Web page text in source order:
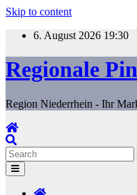
Skip to content
6. August 2026 19:30
Regionale
Region Niederrhein - Ihr